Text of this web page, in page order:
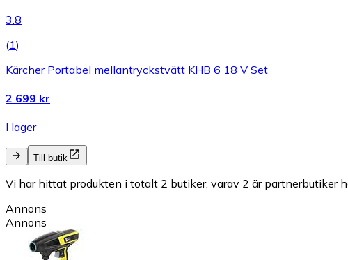
3.8
(1)
Kärcher Portabel mellantryckstvätt KHB 6 18 V Set
2 699 kr
I lager
Till butik
Vi har hittat produkten i totalt 2 butiker, varav 2 är partnerbutiker
Annons
Annons